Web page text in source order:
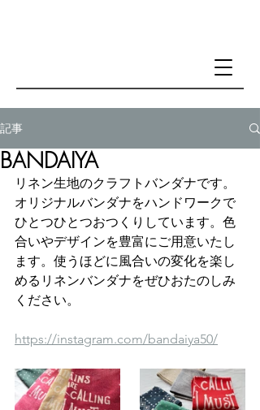
記事
BANDAIYA
リネン生地のクラフトバンダナです。
オリジナルバンダナをハンドワークで
ひとつひとつおつくりしています。色
合いやデザインを豊富にご用意いたし
ます。使うほどに風合いの変化を楽し
めるリネンバンダナをぜひおたのしみ
ください。
https://instagram.com/bandaiya50/